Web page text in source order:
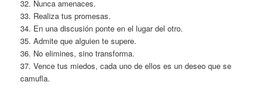
32. Nunca amenaces.
33. Realiza tus promesas.
34. En una discusión ponte en el lugar del otro.
35. Admite que alguien te supere.
36. No elimines, sino transforma.
37. Vence tus miedos, cada uno de ellos es un deseo que se
camufla.